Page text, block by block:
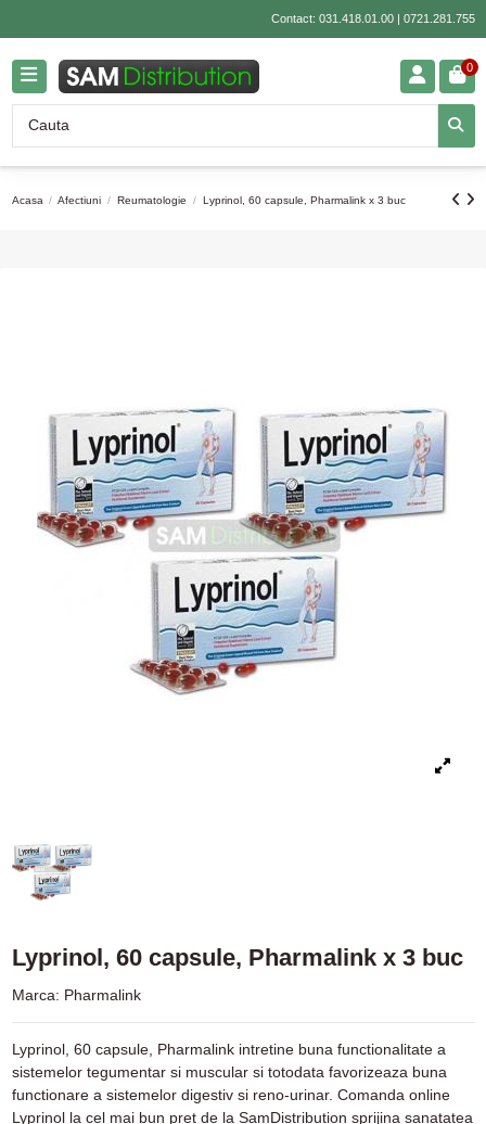
Contact: 031.418.01.00| 0721.281.755
0
Acasa Afectiuni Reumatologie Lyprinol, 60 capsule, Pharmalink x 3 buc
Lyprinol, 60 capsule, Pharmalink x 3 buc
Marca: Pharmalink
Lyprinol, 60 capsule, Pharmalink intretine buna functionalitate a
sistemelor tegumentar si muscular si totodata favorizeaza buna
functionare a sistemelor digestiv si reno-urinar. Comanda online
Lyprinol la cel mai bun pret de la SamDistribution sprijina sanatatea